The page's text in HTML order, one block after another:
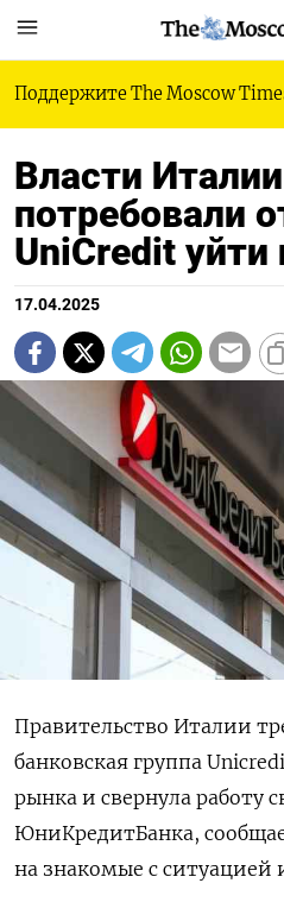
Поддержите The Moscow
Власти Италии
потребовали
UniCredit уйти
17.04.2025
Правительство Италии
банковская группа
рынка и свернула работу
ЮниКредитБанка,
на знакомые с ситуацией